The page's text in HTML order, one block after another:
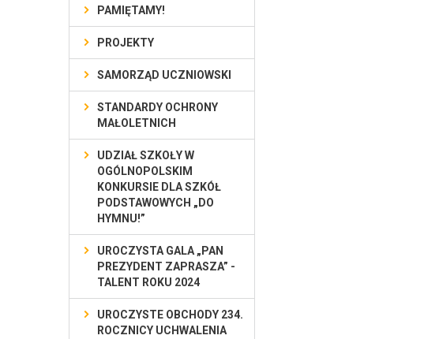
PAMIĘTAMY!
PROJEKTY
SAMORZĄD UCZNIOWSKI
STANDARDY OCHRONY
MAŁOLETNICH
UDZIAŁ SZKOŁY W
OGÓLNOPOLSKIM
KONKURSIE DLA SZKÓŁ
PODSTAWOWYCH „DO
HYMNU!”
UROCZYSTA GALA „PAN
PREZYDENT ZAPRASZA” -
TALENT ROKU 2024
UROCZYSTE OBCHODY 234.
ROCZNICY UCHWALENIA